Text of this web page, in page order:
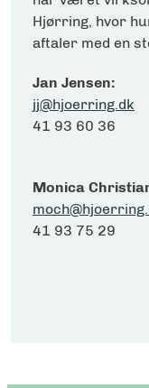
Hjørring, hvor
aftaler med en
Jan Jensen:
jj@hjoerring.dk
41 93 60 36
Monica
41 93 75 29